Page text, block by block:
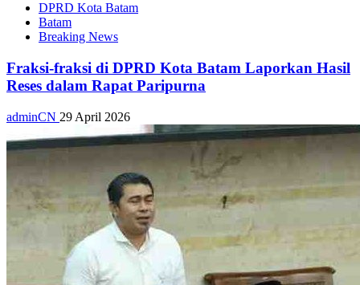
DPRD Kota Batam
Batam
Breaking News
Fraksi-fraksi di DPRD Kota Batam Laporkan Hasil
Reses dalam Rapat Paripurna
adminCN 29 April 2026